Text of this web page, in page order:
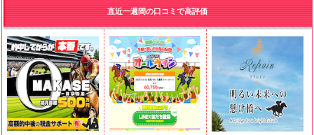
直近一週間の口コミで高評価